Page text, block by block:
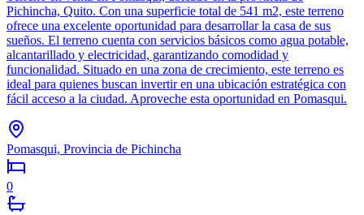
Pichincha, Quito. Con una superficie total de 541 m2, este terreno
ofrece una excelente oportunidad para desarrollar la casa de sus
sueños. El terreno cuenta con servicios básicos como agua potable,
alcantarillado y electricidad, garantizando comodidad y
funcionalidad. Situado en una zona de crecimiento, este terreno es
ideal para quienes buscan invertir en una ubicación estratégica con
fácil acceso a la ciudad. Aproveche esta oportunidad en Pomasqui.
Pomasqui, Provincia de Pichincha
0